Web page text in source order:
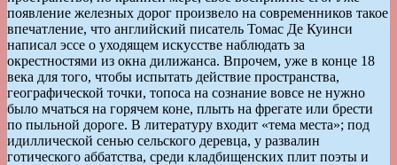
появление железных дорог произвело на современников такое
впечатление, что английский писатель Томас Де Куинси
написал эссе о уходящем искусстве наблюдать за
окрестностями из окна дилижанса. Впрочем, уже в конце 18
века для того, чтобы испытать действие пространства,
географической точки, топоса на сознание вовсе не нужно
было мчаться на горячем коне, плыть на фрегате или брести
по пыльной дороге. В литературу входит «тема места»; под
идиллической сенью сельского деревца, у развалин
готического аббатства, среди кладбищенских плит поэты и